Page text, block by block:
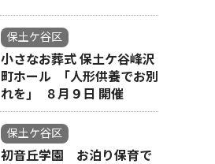
保土ケ谷区
小さなお葬式 保土ケ谷峰沢
町ホール ｢人形供養でお別
れを｣ ８月９日 開催
保土ケ谷区
初音丘学園 お泊り保育で